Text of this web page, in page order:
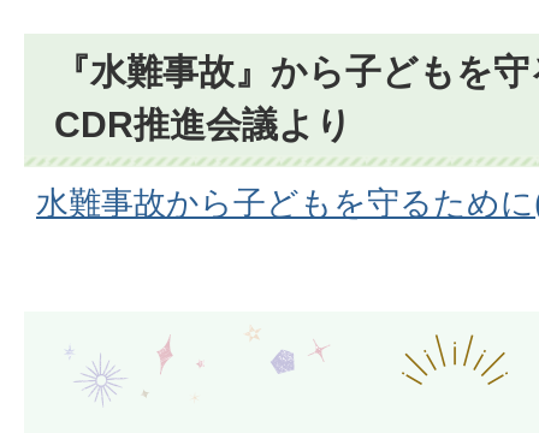
『水難事故』から子どもを
CDR推進会議より
水難事故から子どもを守るため